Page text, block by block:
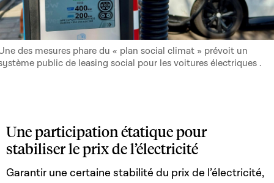
des mesures phare du « plan social climat » prévoit un
public de leasing social pour les voitures électriques .
Une participation étatique pour
stabiliser le prix de l’électricité
Garantir une certaine stabilité du prix de l’électricité,